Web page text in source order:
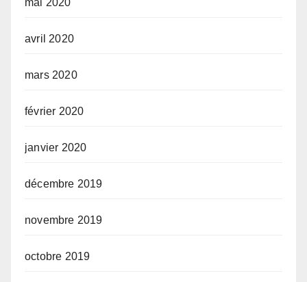
mai 2020
avril 2020
mars 2020
février 2020
janvier 2020
décembre 2019
novembre 2019
octobre 2019